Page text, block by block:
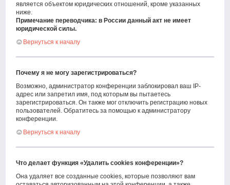
является объектом юридических отношений, кроме указанных
ниже.
Примечание переводчика: в России данный акт не имеет
юридической силы.
Вернуться к началу
Почему я не могу зарегистрироваться?
Возможно, администратор конференции заблокировал ваш IP-
адрес или запретил имя, под которым вы пытаетесь
зарегистрироваться. Он также мог отключить регистрацию новых
пользователей. Обратитесь за помощью к администратору
конференции.
Вернуться к началу
Что делает функция «Удалить cookies конференции»?
Она удаляет все созданные cookies, которые позволяют вам